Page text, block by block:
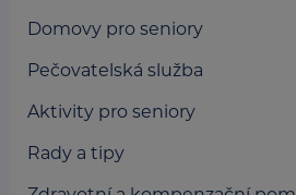
Domovy pro seniory
Pečovatelská služba
Aktivity pro seniory
Rady a tipy